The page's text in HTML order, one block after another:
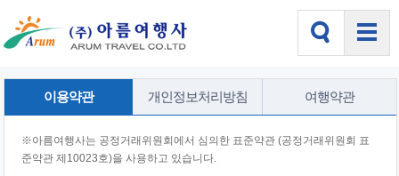
이용약관 개인정보처리방침 여행약관